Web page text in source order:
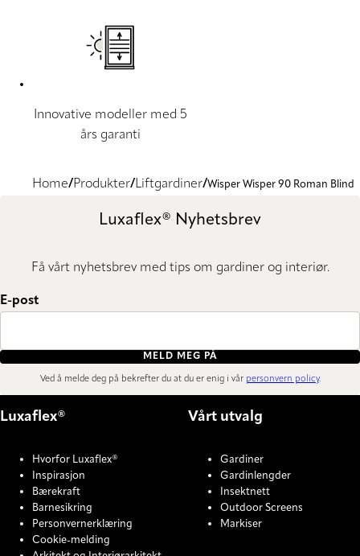
Innovative modeller med 5
års garanti
Home Produkter Liftgardiner Wisper Wisper 90 Roman Blind
Luxaflex® Nyhetsbrev
Få vårt nyhetsbrev med tips om gardiner og interiør.
E-post
MELD MEG PÅ
Ved å melde deg på bekrefter du at du er enig i vår personvern policy.
Luxaflex®
Hvorfor Luxaflex®
Inspirasjon
Bærekraft
Barnesikring
Personvernerklæring
Cookie-melding
Vårt utvalg
Gardiner
Gardinlengder
Insektnett
Outdoor Screens
Markiser